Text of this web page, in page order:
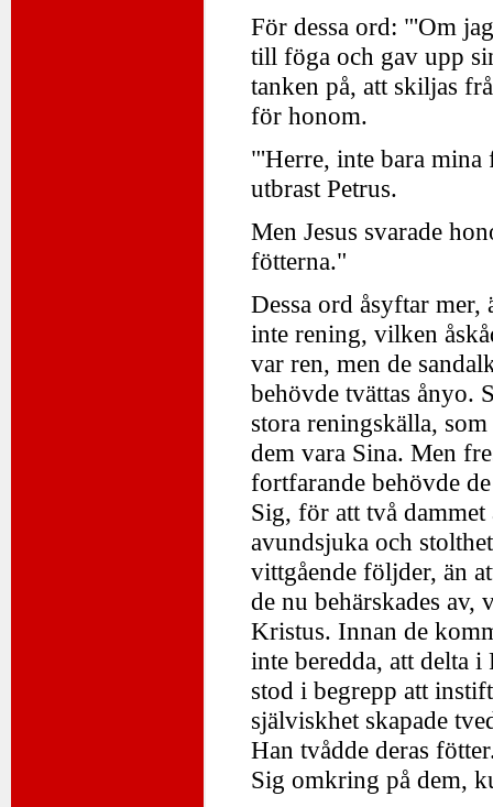
För dessa ord: "'Om
till föga och gav upp
tanken på, att skiljas
för honom.
"'Herre, inte bara
utbrast Petrus.
Men Jesus svarade
fötterna."
Dessa ord åsyftar
inte rening, vilken
var ren, men de
behövde tvättas ånyo.
stora reningskälla,
dem vara Sina. Men
fortfarande behövde
Sig, för att två
avundsjuka och
vittgående följder, än
de nu behärskades av,
Kristus. Innan de
inte beredda, att delta
stod i begrepp att
själviskhet skapade
Han tvådde deras
Sig omkring på dem,